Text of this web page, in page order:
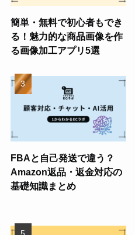
簡単・無料で初心者もでき
る！魅力的な商品画像を作
る画像加工アプリ5選
FBAと自己発送で違う？
Amazon返品・返金対応の
基礎知識まとめ